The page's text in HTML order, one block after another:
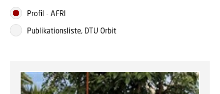
Profil - AFRI
Publikationsliste, DTU Orbit